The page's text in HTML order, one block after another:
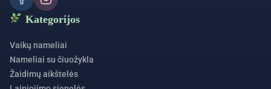
Kategorijos
Vaikų nameliai
Nameliai su čiuožykla
Žaidimų aikštelės